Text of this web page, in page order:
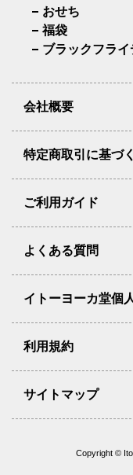
おせち
福袋
ブラックフライ
会社概要
特定商取引に基づ
ご利用ガイド
よくある質問
イトーヨーカ堂個
利用規約
サイトマップ
Copyright ©